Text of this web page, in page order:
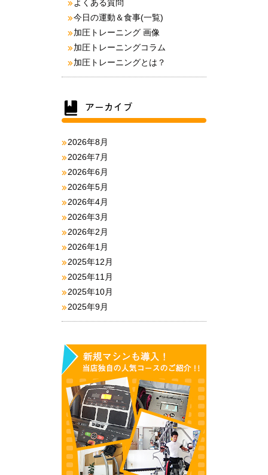
よくある質問
今日の運動＆食事(一覧)
加圧トレーニング 画像
加圧トレーニングコラム
加圧トレーニングとは？
2026年8月
2026年7月
2026年6月
2026年5月
2026年4月
2026年3月
2026年2月
2026年1月
2025年12月
2025年11月
2025年10月
2025年9月